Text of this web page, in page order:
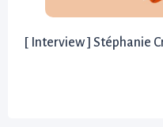
[ Interview ] Stéphanie